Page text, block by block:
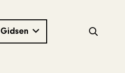
Gidsen